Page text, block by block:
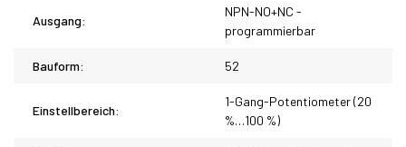
Ausgang:
NPN-NO+NC -
programmierbar
Bauform: 52
Einstellbereich:
1-Gang-Potentiometer (20
%…100 %)